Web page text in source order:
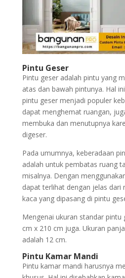
Pintu Geser
Pintu geser adalah pintu yang
atas dan bawah pintunya. Hal
pintu geser menjadi populer
dapat menghemat ruangan,
membuka dan menutupnya
digeser.
Pada umumnya, keberadaan
adalah untuk pembatas ruang
misalnya. Dengan
dapat terlihat dengan jelas dari
kaca yang dipasang di pintu
Mengenai ukuran standar pintu
cm x 210 cm juga. Ukuran
adalah 12 cm.
Pintu Kamar Mandi
Pintu kamar mandi harusnya